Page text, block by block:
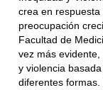
crea en
preocupación
Facultad de
vez más
y violencia
diferentes